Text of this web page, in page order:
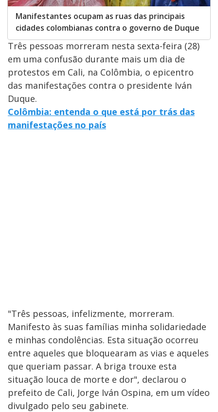
Manifestantes ocupam as ruas das principais
cidades colombianas contra o governo de Duque
Três pessoas morreram nesta sexta-feira (28)
em uma confusão durante mais um dia de
protestos em Cali, na Colômbia, o epicentro
das manifestações contra o presidente Iván
Duque.
Colômbia: entenda o que está por trás das
manifestações no país
"Três pessoas, infelizmente, morreram.
Manifesto às suas famílias minha solidariedade
e minhas condolências. Esta situação ocorreu
entre aqueles que bloquearam as vias e aqueles
que queriam passar. A briga trouxe esta
situação louca de morte e dor", declarou o
prefeito de Cali, Jorge Iván Ospina, em um vídeo
divulgado pelo seu gabinete.